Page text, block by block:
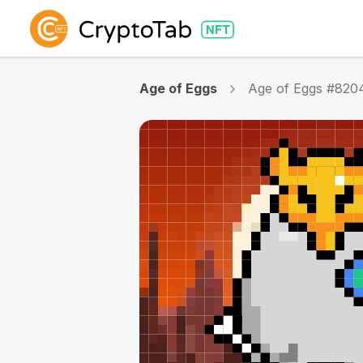
Age of Eggs Age of Eggs